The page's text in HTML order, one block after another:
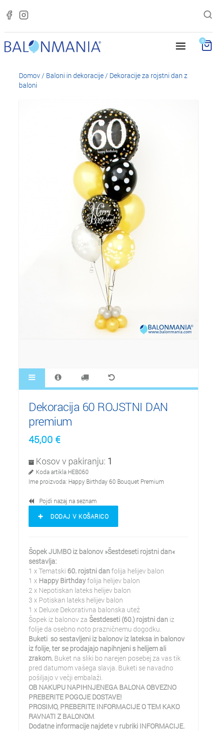
0
Domov/ Baloni in dekoracije/ Dekoracije za rojstni dan z
baloni
Dekoracija 60 ROJSTNI DAN
premium
45,00€
Kosov v pakiranju: 1
Koda artikla HEB060
Ime proizvoda: Happy Birthday 60 Bouquet Premium
Pojdi nazaj na seznam
DODAJ V KOŠARICO
Šopek JUMBO iz balonov »Šestdeseti rojstni dan«
sestavlja:
1 x Tematski 60. rojstni danfolija helijev balon
1 x Happy Birthdayfolija helijev balon
2 x Nepotiskan lateks helijev balon
3 x Potiskan lateks helijev balon
1 x Deluxe Dekorativna balonska utež
Šopek iz balonov za Šestdeseti (60.) rojstni dan iz
folije da osebno noto prazničnemu dogodku.
Buketi so sestavljeni iz balonov iz lateksa in balonov
iz folije, ter se prodajajo napihnjeni s helijem ali
zrakom. Buket na sliki bo narejen posebej za vas tik
pred datumom vašega slavja. Buketi se navadno
pošiljajo v večji embalaži.
OB NAKUPU NAPIHNJENEGA BALONA OBVEZNO
PREBERITE POGOJE DOSTAVE!
PROSIMO, PREBERITE INFORMACIJE O TEM KAKO
RAVNATI Z BALONOM.
Dodatne informacije najdete v rubriki INFORMACIJE.